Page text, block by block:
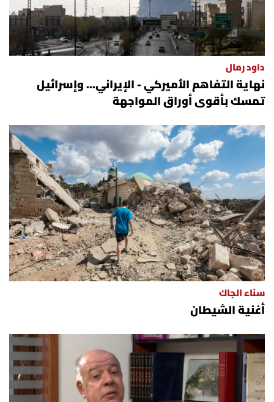
داود رمال
نهاية التفاهم الأميركي - الإيراني... وإسرائيل
تمسك بأقوى أوراق المواجهة
سناء الجاك
أغنية الشيطان